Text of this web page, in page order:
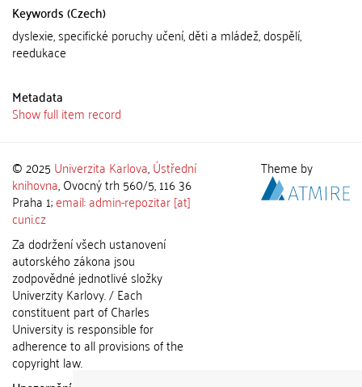
Keywords (Czech)
dyslexie, specifické poruchy učení, děti a mládež, dospělí,
reedukace
Metadata
Show full item record
© 2025 Univerzita Karlova,Ústřední
knihovna, Ovocný trh 560/5, 116 36
Praha 1;email: admin-repozitar [at]
cuni.cz
Za dodržení všech ustanovení
autorského zákona jsou
zodpovědné jednotlivé složky
Univerzity Karlovy. / Each
constituent part of Charles
University is responsible for
adherence to all provisions of the
copyright law.
Theme by